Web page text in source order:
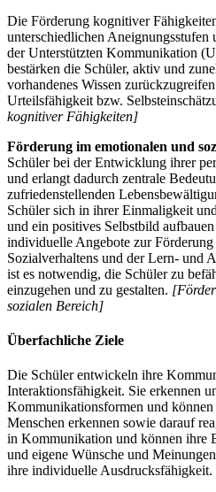
Die Förderung kognitiver
unterschiedlichen Aneignungsstufen
der Unterstützten Kommunikation
bestärken die Schüler, aktiv und
vorhandenes Wissen
Urteilsfähigkeit bzw.
kognitiver Fähigkeiten]
Förderung im emotionalen und
Schüler bei der Entwicklung ihrer
und erlangt dadurch zentrale
zufriedenstellenden
Schüler sich in ihrer Einmaligkeit
und ein positives Selbstbild
individuelle Angebote zur
Sozialverhaltens und der Lern- und
ist es notwendig, die Schüler zu
einzugehen und zu gestalten.
sozialen Bereich]
Überfachliche Ziele
Die Schüler entwickeln ihre
Interaktionsfähigkeit. Sie erkennen
Kommunikationsformen und
Menschen erkennen sowie darauf
in Kommunikation und können ihre
und eigene Wünsche und
ihre individuelle Ausdrucksfähigkeit.